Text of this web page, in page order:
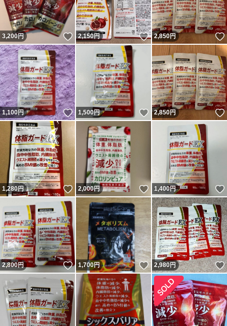
3,200円 いいね！
2,150円 いいね！
2,850円
1,100円 いいね！
1,500円 いいね！
2,850円
1,280円 いいね！
2,000円 いいね！
1,400円
2,800円 いいね！
1,700円 いいね！
2,980円